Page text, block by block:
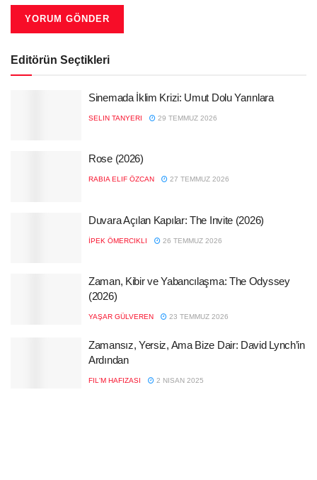
Editörün Seçtikleri
Sinemada İklim Krizi: Umut Dolu Yarınlara
SELIN TANYERI 29 TEMMUZ 2026
Rose (2026)
RABIA ELIF ÖZCAN 27 TEMMUZ 2026
Duvara Açılan Kapılar: The Invite (2026)
İPEK ÖMERCIKLI 26 TEMMUZ 2026
Zaman, Kibir ve Yabancılaşma: The Odyssey
(2026)
YAŞAR GÜLVEREN 23 TEMMUZ 2026
Zamansız, Yersiz, Ama Bize Dair: David Lynch’in
Ardından
FIL'M HAFIZASI 2 NISAN 2025